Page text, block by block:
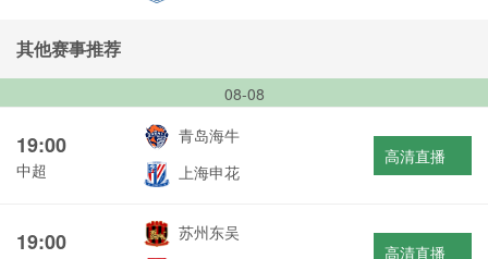
其他赛事推荐
08-08
19:00
中超
青岛海牛
上海申花
高清直播
19:00
苏州东吴
高清直播